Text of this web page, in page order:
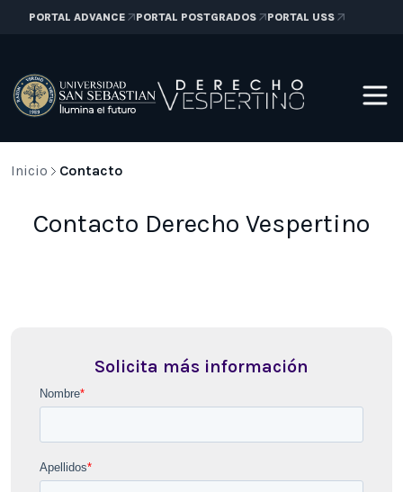
PORTAL ADVANCE PORTAL POSTGRADOS PORTAL USS
Inicio Contacto
Contacto Derecho Vespertino
Solicita más información